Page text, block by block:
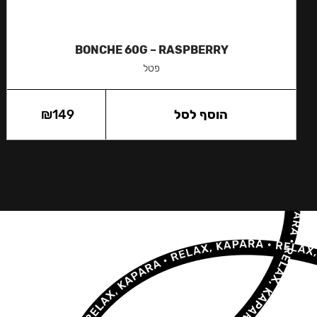
BONCHE 60G – RASPBERRY
פטל
₪149 הוסף לסל